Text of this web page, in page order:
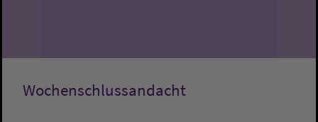
Wochenschlussandacht